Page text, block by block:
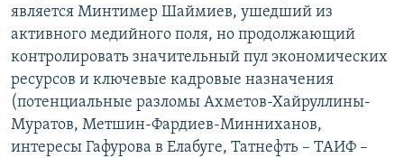
является Минтимер Шаймиев, ушедший из
активного медийного поля, но продолжающий
контролировать значительный пул экономических
ресурсов и ключевые кадровые назначения
(потенциальные разломы Ахметов-Хайруллины-
Муратов, Метшин-Фардиев-Минниханов,
интересы Гафурова в Елабуге, Татнефть – ТАИФ –